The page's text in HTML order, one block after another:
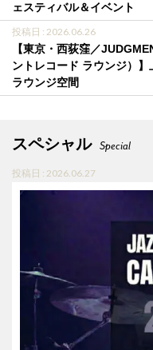
ェスティバル＆イベント
投稿日 : 2026.06.26
【東京・西荻窪／
ントレコード ラウンジ）
ラウンジ空間
スペシャル Special
投稿日 : 2026.06.27